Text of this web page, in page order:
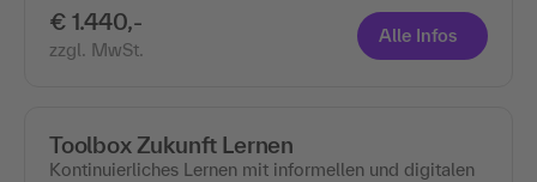
€ 1.440,-
zzgl. MwSt.
Alle Infos
Toolbox Zukunft Lernen
Kontinuierliches Lernen mit informellen und digitalen